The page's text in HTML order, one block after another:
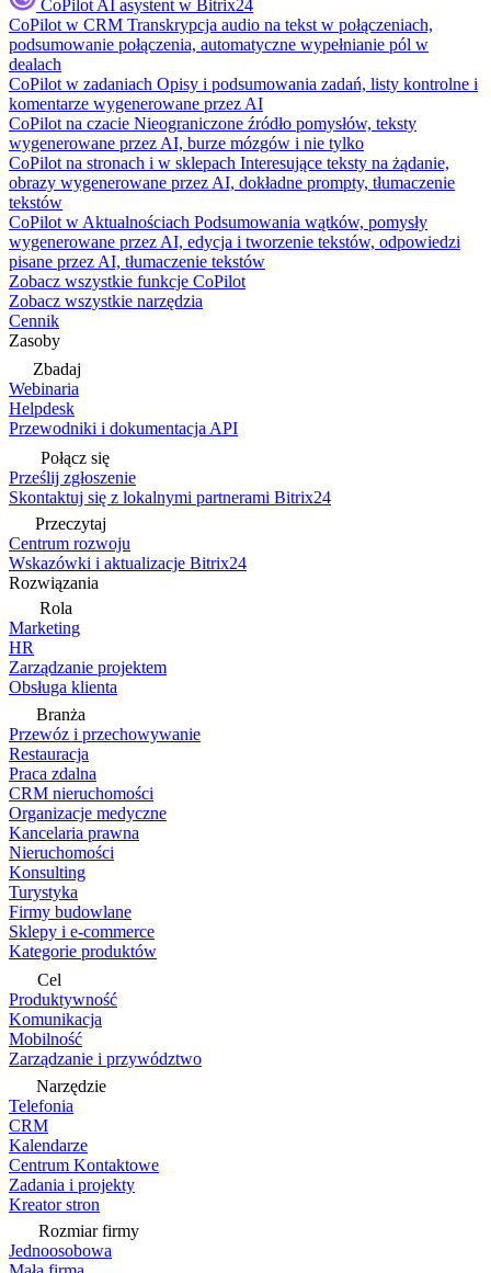
CoPilot AI asystent w Bitrix24
CoPilot w CRM Transkrypcja audio na tekst w połączeniach,
podsumowanie połączenia, automatyczne wypełnianie pól w
dealach
CoPilot w zadaniach Opisy i podsumowania zadań, listy kontrolne i
komentarze wygenerowane przez AI
CoPilot na czacie Nieograniczone źródło pomysłów, teksty
wygenerowane przez AI, burze mózgów i nie tylko
CoPilot na stronach i w sklepach Interesujące teksty na żądanie,
obrazy wygenerowane przez AI, dokładne prompty, tłumaczenie
tekstów
CoPilot w Aktualnościach Podsumowania wątków, pomysły
wygenerowane przez AI, edycja i tworzenie tekstów, odpowiedzi
pisane przez AI, tłumaczenie tekstów
Zobacz wszystkie funkcje CoPilot
Zobacz wszystkie narzędzia
Cennik
Zasoby
Zbadaj
Webinaria
Helpdesk
Przewodniki i dokumentacja API
Połącz się
Prześlij zgłoszenie
Skontaktuj się z lokalnymi partnerami Bitrix24
Przeczytaj
Centrum rozwoju
Wskazówki i aktualizacje Bitrix24
Rozwiązania
Rola
Marketing
HR
Zarządzanie projektem
Obsługa klienta
Branża
Przewóz i przechowywanie
Restauracja
Praca zdalna
CRM nieruchomości
Organizacje medyczne
Kancelaria prawna
Nieruchomości
Konsulting
Turystyka
Firmy budowlane
Sklepy i e-commerce
Kategorie produktów
Cel
Produktywność
Komunikacja
Mobilność
Zarządzanie i przywództwo
Narzędzie
Telefonia
CRM
Kalendarze
Centrum Kontaktowe
Zadania i projekty
Kreator stron
Rozmiar firmy
Jednoosobowa